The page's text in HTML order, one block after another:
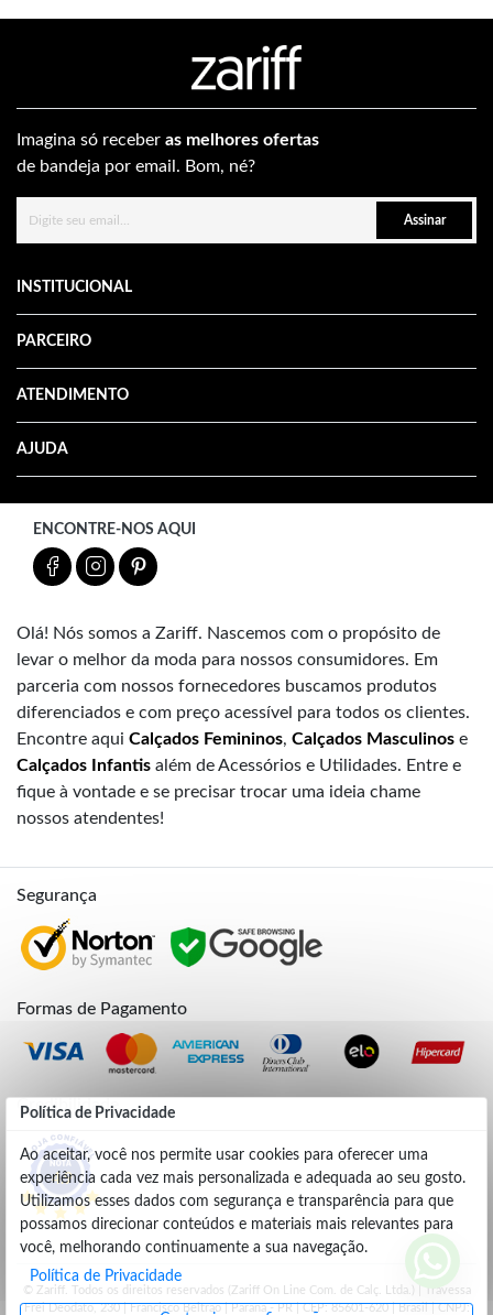
Política de Privacidade
Ao aceitar, você nos permite usar cookies para oferecer uma
experiência cada vez mais personalizada e adequada ao seu gosto.
Utilizamos esses dados com segurança e transparência para que
possamos direcionar conteúdos e materiais mais relevantes para
você, melhorando continuamente a sua navegação.
Política de Privacidade
Imagina só receber as melhores ofertas
de bandeja por email. Bom, né?
Assinar
INSTITUCIONAL
PARCEIRO
ATENDIMENTO
AJUDA
ENCONTRE-NOS AQUI
Olá! Nós somos a Zariff. Nascemos com o propósito de
levar o melhor da moda para nossos consumidores. Em
parceria com nossos fornecedores buscamos produtos
diferenciados e com preço acessível para todos os clientes.
Encontre aqui Calçados Femininos, Calçados Masculinos e
Calçados Infantis além de Acessórios e Utilidades. Entre e
fique à vontade e se precisar trocar uma ideia chame
nossos atendentes!
Segurança
Formas de Pagamento
Credibilidade
4.9
© Zariff. Todos os direitos reservados (Zariff On Line Com. de Calç. Ltda.) | Travessa
Frei Deodato, 230 | Francisco Beltrão | Parana - PR | CEP: 85601-620 | Brasil | CNPJ: